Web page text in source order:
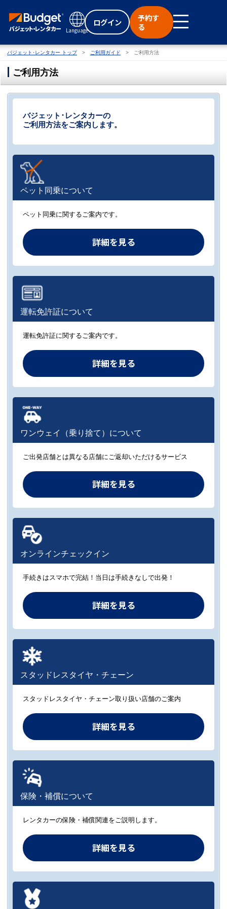
Language
ログイン
予約す
る
バジェット･レンタカー トップ ご利用ガイド ご利用方法
ご利用方法
バジェット･レンタカーの
ご利用方法をご案内します。
ペット同乗について
ペット同乗に関するご案内です。
詳細を見る
運転免許証について
運転免許証に関するご案内です。
詳細を見る
ワンウェイ（乗り捨て）について
ご出発店舗とは異なる店舗にご返却いただけるサービス
詳細を見る
オンラインチェックイン
手続きはスマホで完結！当日は手続きなしで出発！
詳細を見る
スタッドレスタイヤ・チェーン
スタッドレスタイヤ・チェーン取り扱い店舗のご案内
詳細を見る
保険・補償について
レンタカーの保険・補償関連をご説明します。
詳細を見る